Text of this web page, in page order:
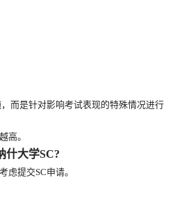
是针对影响考试表现的特殊情况进行
高。
大学SC?
提交SC申请。